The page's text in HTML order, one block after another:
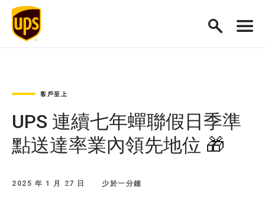
客戶至上
UPS 連續七年蟬聯假日季準
點送達率業內領先地位 🎁
2025 年 1 月 27 日 少於一分鐘